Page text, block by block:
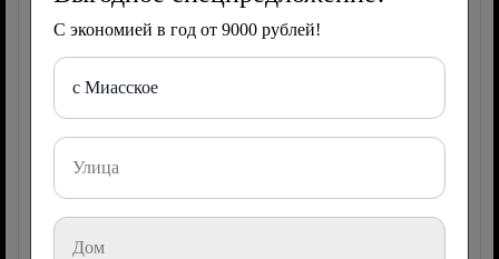
40 Гб/1000 мин/500 СМС
1200мес
С экономией в год от 9000 рублей!
с Миасское